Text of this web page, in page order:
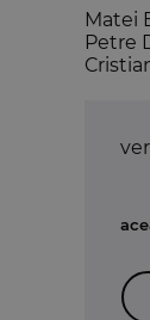
Matei
Petre